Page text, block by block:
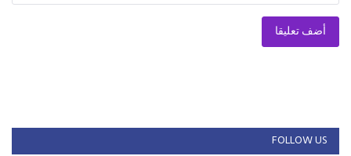
أضف تعليقا
FOLLOW US